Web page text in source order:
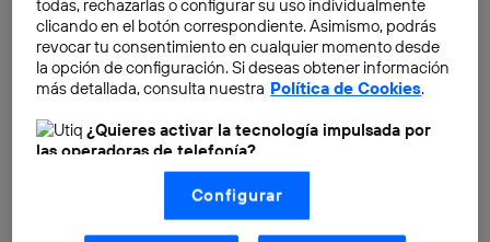
fuerza física, que fue sustituida rápidamente por
motores y máquinas y de ciertas actividad de tareas
con bajo contenido cognitivo que se pudieron
afectadas son las actividades que poseen un
primera fase que denominamos revolución digital
afectarán a aquellas con un elevado nivel de
clicando en el botón correspondiente. Asimismo, podrás
revocar tu consentimiento en cualquier momento desde
la opción de configuración. Si deseas obtener información
más detallada, consulta nuestra Política de Cookies.
¿Quieres activar la tecnología impulsada por
las operadoras de telefonía?
Nosotros, Telefónica S.A., utilizamos la tecnología Utiq para
realizar nuestras acciones de marketing digital o análisis
(como se describe en este aviso de consentimiento)
basadas en tu navegación en nuestra(s) web(s)
Configurar